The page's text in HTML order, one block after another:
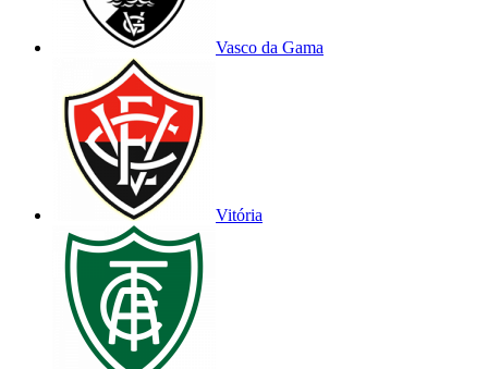
Vasco da Gama
Vitória